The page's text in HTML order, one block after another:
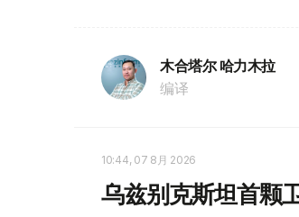
木合塔尔 哈力木拉
编译
10:44, 07 8月 2026
乌兹别克斯坦首颗